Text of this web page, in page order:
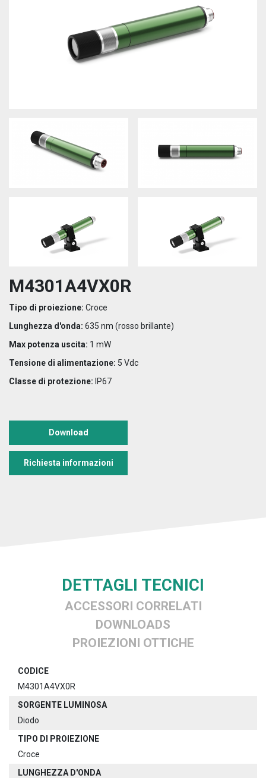
M4301A4VX0R
Tipo di proiezione: Croce
Lunghezza d'onda: 635 nm (rosso brillante)
Max potenza uscita: 1 mW
Tensione di alimentazione: 5 Vdc
Classe di protezione: IP67
Download
Richiesta informazioni
DETTAGLI TECNICI
ACCESSORI CORRELATI
DOWNLOADS
PROIEZIONI OTTICHE
CODICE
M4301A4VX0R
SORGENTE LUMINOSA
Diodo
TIPO DI PROIEZIONE
Croce
LUNGHEZZA D'ONDA